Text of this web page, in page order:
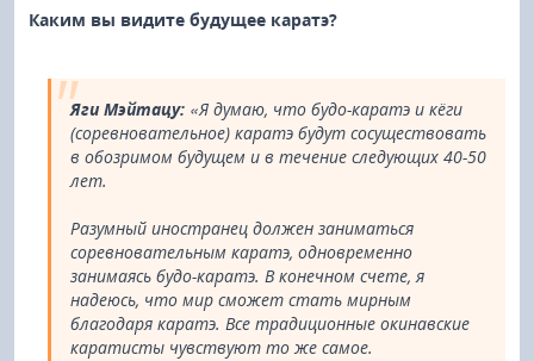
Каким вы видите будущее каратэ?
Яги Мэйтацу: «Я думаю, что будо-каратэ и кёги
(соревновательное) каратэ будут сосуществовать
в обозримом будущем и в течение следующих 40-50
лет.
Разумный иностранец должен заниматься
соревновательным каратэ, одновременно
занимаясь будо-каратэ. В конечном счете, я
надеюсь, что мир сможет стать мирным
благодаря каратэ. Все традиционные окинавские
каратисты чувствуют то же самое.